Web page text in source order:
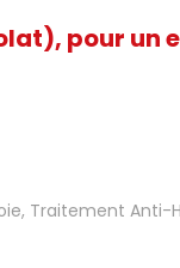
pour un
Traitement